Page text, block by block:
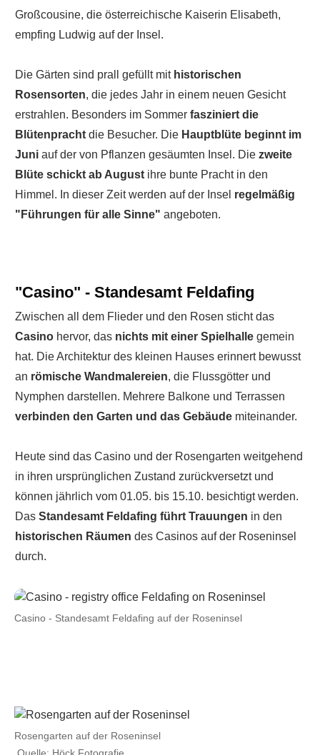
Großcousine, die österreichische Kaiserin Elisabeth,
empfing Ludwig auf der Insel.
Die Gärten sind prall gefüllt mit historischen
Rosensorten, die jedes Jahr in einem neuen Gesicht
erstrahlen. Besonders im Sommer fasziniert die
Blütenpracht die Besucher. Die Hauptblüte beginnt im
Juni auf der von Pflanzen gesäumten Insel. Die zweite
Blüte schickt ab August ihre bunte Pracht in den
Himmel. In dieser Zeit werden auf der Insel regelmäßig
"Führungen für alle Sinne" angeboten.
"Casino" - Standesamt Feldafing
Zwischen all dem Flieder und den Rosen sticht das
Casino hervor, das nichts mit einer Spielhalle gemein
hat. Die Architektur des kleinen Hauses erinnert bewusst
an römische Wandmalereien, die Flussgötter und
Nymphen darstellen. Mehrere Balkone und Terrassen
verbinden den Garten und das Gebäude miteinander.
Heute sind das Casino und der Rosengarten weitgehend
in ihren ursprünglichen Zustand zurückversetzt und
können jährlich vom 01.05. bis 15.10. besichtigt werden.
Das Standesamt Feldafing führt Trauungen in den
historischen Räumen des Casinos auf der Roseninsel
durch.
Casino - Standesamt Feldafing auf der Roseninsel
Rosengarten auf der Roseninsel